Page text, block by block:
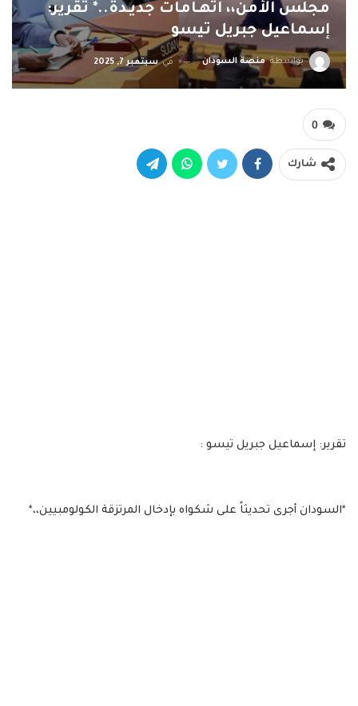
مجلس الأمن،، اتهـامات جديـدة..* تقرير:
إسماعيل جبريل تيسو
بواسطةمنصة السودان فيسبتمبر 7, 2025
0
شارك
تقرير: إسماعيل جبريل تيسو :
*السودان أجرى تحديثاً على شكواه بإدخال المرتزقة الكولومبيين،،*